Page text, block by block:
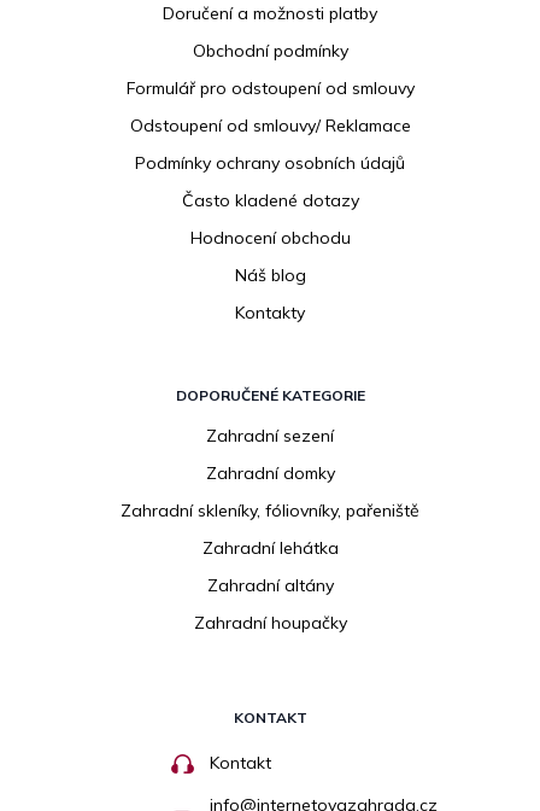
Doručení a možnosti platby
Obchodní podmínky
Formulář pro odstoupení od smlouvy
Odstoupení od smlouvy/ Reklamace
Podmínky ochrany osobních údajů
Často kladené dotazy
Hodnocení obchodu
Náš blog
Kontakty
DOPORUČENÉ KATEGORIE
Zahradní sezení
Zahradní domky
Zahradní skleníky, fóliovníky, pařeniště
Zahradní lehátka
Zahradní altány
Zahradní houpačky
KONTAKT
Kontakt
info@internetovazahrada.cz